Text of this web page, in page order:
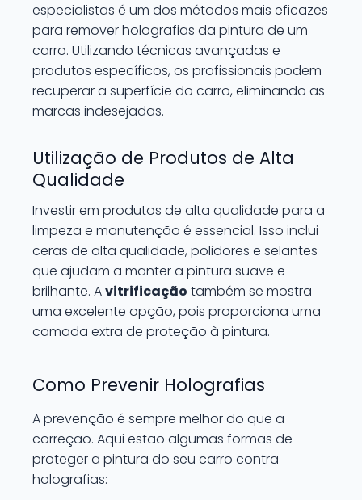
especialistas é um dos métodos mais eficazes
para remover holografias da pintura de um
carro. Utilizando técnicas avançadas e
produtos específicos, os profissionais podem
recuperar a superfície do carro, eliminando as
marcas indesejadas.
Utilização de Produtos de Alta
Qualidade
Investir em produtos de alta qualidade para a
limpeza e manutenção é essencial. Isso inclui
ceras de alta qualidade, polidores e selantes
que ajudam a manter a pintura suave e
brilhante. Avitrificação também se mostra
uma excelente opção, pois proporciona uma
camada extra de proteção à pintura.
Como Prevenir Holografias
A prevenção é sempre melhor do que a
correção. Aqui estão algumas formas de
proteger a pintura do seu carro contra
holografias: